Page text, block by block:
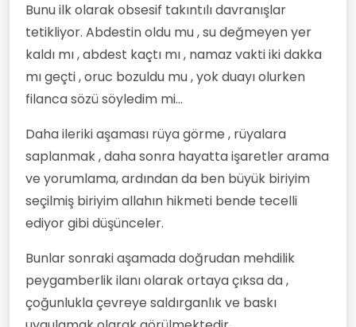
kullandıklarında inançlarında %70 azalma
oluyor.
Aynı mantıkla bu ilaçlar aşırı dinci denilen
gruba da iyi gelebilir.
Bunu ilk olarak obsesif takıntılı davranışlar
tetikliyor. Abdestin oldu mu , su değmeyen yer
kaldı mı , abdest kaçtı mı , namaz vakti iki dakka
mı geçti , oruc bozuldu mu , yok duayı olurken
filanca sözü söyledim mi...
Daha ileriki aşaması rüya görme , rüyalara
saplanmak , daha sonra hayatta işaretler arama
ve yorumlama, ardından da ben büyük biriyim
seçilmiş biriyim allahın hikmeti bende tecelli
ediyor gibi düşünceler.
Bunlar sonraki aşamada doğrudan mehdilik
peygamberlik ilanı olarak ortaya çıksa da ,
çoğunlukla çevreye saldırganlık ve baskı